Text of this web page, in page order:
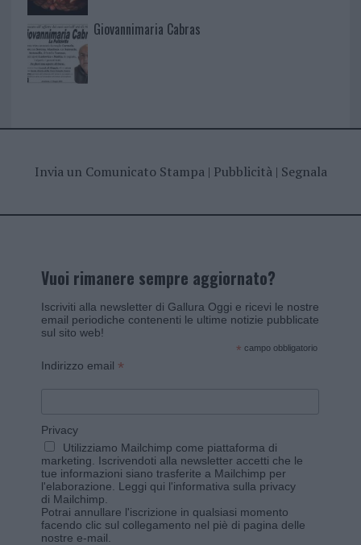
Giovannimaria Cabras
Invia un Comunicato Stampa| Pubblicità| Segnala
Vuoi rimanere sempre aggiornato?
Iscriviti alla newsletter di Gallura Oggi e ricevi le nostre
email periodiche contenenti le ultime notizie pubblicate
sul sito web!
* campo obbligatorio
Indirizzo email *
Privacy
Utilizziamo Mailchimp come piattaforma di
marketing. Iscrivendoti alla newsletter accetti che le
tue informazioni siano trasferite a Mailchimp per
l'elaborazione. Leggi qui l'informativa sulla privacy
di Mailchimp
Potrai annullare l'iscrizione in qualsiasi momento
facendo clic sul collegamento nel piè di pagina delle
nostre e-mail.